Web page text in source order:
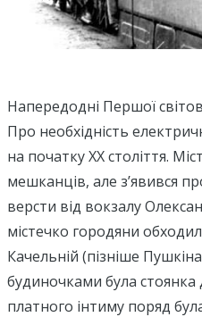
Напередодні Першої
Про необхідність
на початку ХХ століття.
мешканців, але з’явився
версти від вокзалу
містечко городяни
Качельній (пізніше
будиночками була стоянка
платного інтиму поряд